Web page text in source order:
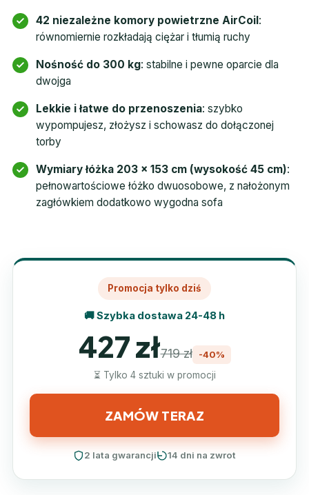
42 niezależne komory powietrzne AirCoil:
równomiernie rozkładają ciężar i tłumią ruchy
Nośność do 300 kg: stabilne i pewne oparcie dla
dwojga
Lekkie i łatwe do przenoszenia: szybko
wypompujesz, złożysz i schowasz do dołączonej
torby
Wymiary łóżka 203 × 153 cm (wysokość 45 cm):
pełnowartościowe łóżko dwuosobowe, z nałożonym
zagłówkiem dodatkowo wygodna sofa
Promocja tylko dziś
🚚 Szybka dostawa 24-48 h
427 zł719 zł
-40%
⏳ Tylko 4 sztuki w promocji
ZAMÓW TERAZ
2 lata gwarancji 14 dni na zwrot